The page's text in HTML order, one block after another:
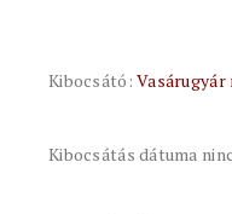
Kibocsátó:
Kibocsátás dátuma